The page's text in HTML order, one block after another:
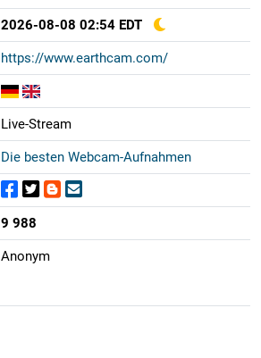
2026-08-08 02:54 EDT
https://www.earthcam.com/
Live-Stream
Die besten Webcam-Aufnahmen
9 988
Anonym